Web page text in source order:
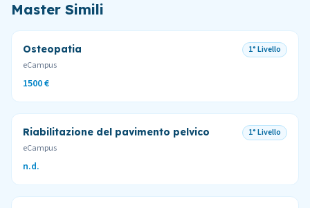
Master Simili
Osteopatia
1° Livello
eCampus
1500 €
Riabilitazione del pavimento pelvico
1° Livello
eCampus
n.d.